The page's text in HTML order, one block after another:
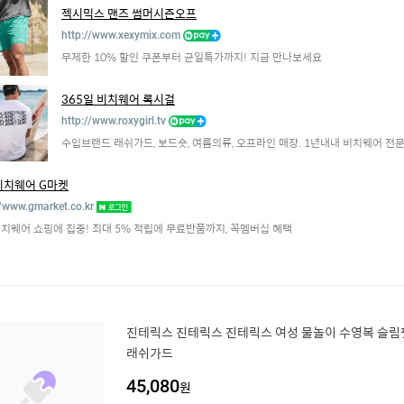
젝시믹스 맨즈 썸머시즌오프
http://www.xexymix.com
무제한 10% 할인 쿠폰부터 균일특가까지! 지금 만나보세요
365일 비치웨어 록시걸
http://www.roxygirl.tv
수입브랜드 래쉬가드, 보드숏, 여름의류, 오프라인 매장. 1년내내 비치웨어 전
웨어 G마켓
웨어 쇼핑에 집중! 최대 5% 적립에 무료반품까지, 꼭멤버십 혜택
진테릭스 진테릭스 진테릭스 여성 물놀이 수영복 슬
래쉬가드
45,080원